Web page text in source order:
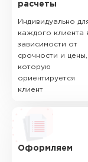
расчеты
Индивидуально
каждого клиента
зависимости от
срочности и цены,
которую
ориентируется
клиент
Оформляем